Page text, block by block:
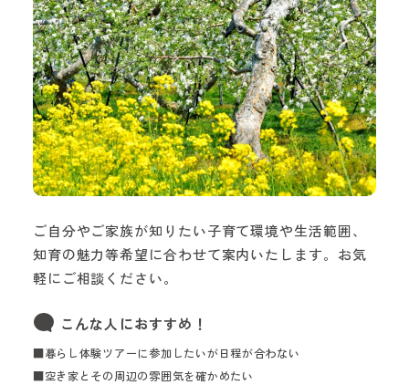
ご自分やご家族が知りたい子育て環境や生活範囲、
知育の魅力等希望に合わせて案内いたします。お気
軽にご相談ください。
こんな人におすすめ！
■暮らし体験ツアーに参加したいが日程が合わない
■空き家とその周辺の雰囲気を確かめたい